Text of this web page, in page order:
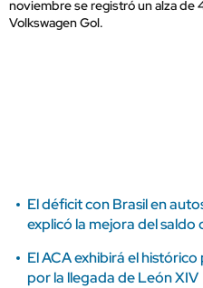
noviembre se registró un alza de
Volkswagen Gol.
El déficit con Brasil en
explicó la mejora del saldo
El ACA exhibirá el
por la llegada de León XIV